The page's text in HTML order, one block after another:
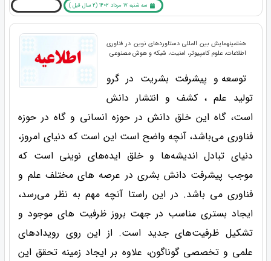
سه شنبه 17 مرداد 1402 (2 سال قبل )
هفتمینهمایش بین المللی دستاوردهای نوین در فناوری
اطلاعات، علوم کامپیوتر، امنیت، شبکه و هوش مصنوعی
توسعه و پیشرفت بشریت در گرو
تولید علم ، کشف و انتشار دانش
است، گاه این خلق دانش در حوزه انسانی و گاه در حوزه
فناوری می‌باشد، آنچه واضح است این است که دنیای امروز،
دنیای تبادل اندیشه‌ها و خلق ایده‌های نوینی است که
موجب پیشرفت دانش بشری در عرصه های مختلف علم و
فناوری می باشد. در این راستا آنچه مهم به نظر می‌رسد،
ایجاد بستری مناسب در جهت بروز ظرفیت های موجود و
تشکیل ظرفیت‌های جدید است. از این روی رویدادهای
علمی و تخصصی گوناگون، علاوه بر ایجاد زمینه تحقق این